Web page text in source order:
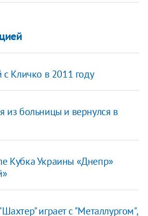
с Кличко в 2011 году
из больницы и вернулся в
Кубка Украины «Днепр»
играет с "Металлургом",